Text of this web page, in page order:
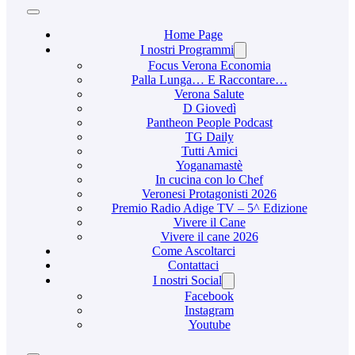
Home Page
I nostri Programmi
Focus Verona Economia
Palla Lunga… E Raccontare…
Verona Salute
D Giovedì
Pantheon People Podcast
TG Daily
Tutti Amici
Yoganamastè
In cucina con lo Chef
Veronesi Protagonisti 2026
Premio Radio Adige TV – 5^ Edizione
Vivere il Cane
Vivere il cane 2026
Come Ascoltarci
Contattaci
I nostri Social
Facebook
Instagram
Youtube